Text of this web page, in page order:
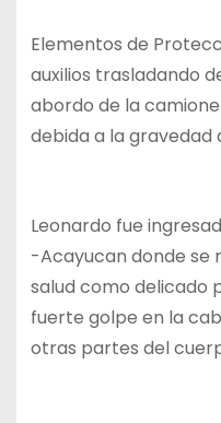
Elementos de
auxilios trasladando
abordo de la
debida a la gravedad
Leonardo fue
-Acayucan donde se
salud como delicado
fuerte golpe en la
otras partes del